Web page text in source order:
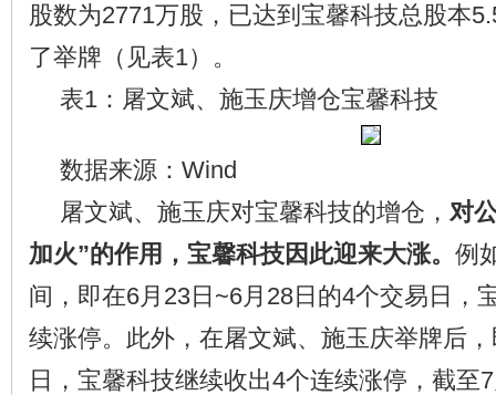
股数为2771万股，已达到宝馨科技总股本
了举牌（见表1）。
表1：屠文斌、施玉庆增仓宝馨科技
数据来源：Wind
屠文斌、施玉庆对宝馨科技的增仓， 对
加火”的作用，宝馨科技因此迎来大涨。 例
间，即在6月23日~6月28日的4个交易日，
续涨停。此外，在屠文斌、施玉庆举牌后
日，宝馨科技继续收出4个连续涨停，截至